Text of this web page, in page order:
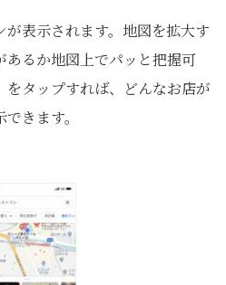
表示されます。地図を拡大す
るか地図上でパッと把握可
タップすれば、どんなお店が
きます。